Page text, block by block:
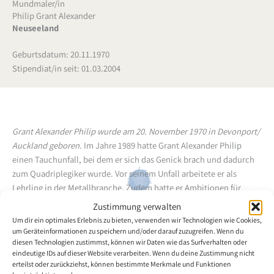
Zustimmung verwalten
Um dir ein optimales Erlebnis zu bieten, verwenden wir Technologien wie Cookies,
um Geräteinformationen zu speichern und/oder darauf zuzugreifen. Wenn du
diesen Technologien zustimmst, können wir Daten wie das Surfverhalten oder
eindeutige IDs auf dieser Website verarbeiten. Wenn du deine Zustimmung nicht
erteilst oder zurückziehst, können bestimmte Merkmale und Funktionen
Mundmaler/in
Philip Grant Alexander
Neuseeland
Geburtsdatum: 20.11.1970
Stipendiat/in seit: 01.03.2004
Grant Alexander Philip wurde am 20. November 1970 in Devonport/
Auckland geboren. Im Jahre 1989 hatte Grant Alexander Philip
einen Tauchunfall, bei dem er sich das Genick brach und dadurch
zum Quadriplegiker wurde. Vor seinem Unfall arbeitete er als
Lehrling in der Metallbranche. Zudem hatte er Ambitionen für
Motorradrennen und für eine Anstellung in der neuseeländischen
Armee. 1990 begann er Abendkurse zu nehmen, um
Computerdesign zu lernen. Die vergangenen Jahre arbeitete er für
eine Firma, die Kinderspielplätze für McDonalds Neuseeland und
McDonalds Restaurants auf internationaler Ebene entwirft. Im
Jahre 2002 wurde er vom VDMFK-Mitglied Grant Sharman in die